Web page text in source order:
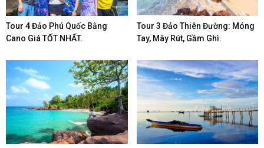
Tour 4 Đảo Phú Quốc Bằng
Cano Giá TỐT NHẤT.
Tour 3 Đảo Thiên Đường: Móng
Tay, Mây Rút, Gầm Ghì.